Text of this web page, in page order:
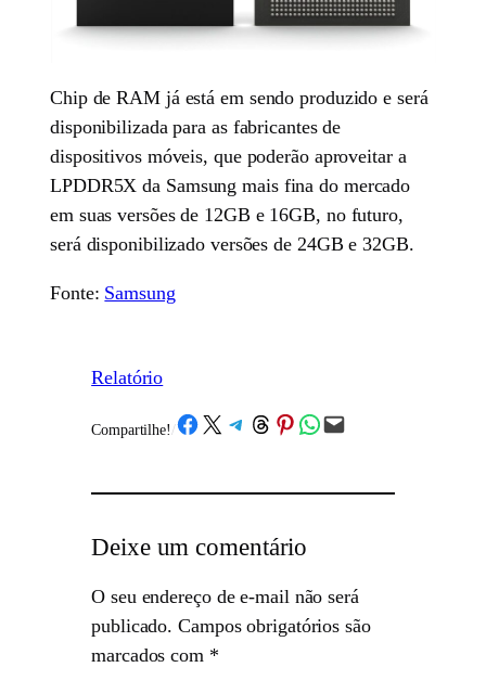
Chip de RAM já está em sendo produzido e será
disponibilizada para as fabricantes de
dispositivos móveis, que poderão aproveitar a
LPDDR5X da Samsung mais fina do mercado
em suas versões de 12GB e 16GB, no futuro,
será disponibilizado versões de 24GB e 32GB.
Fonte: Samsung
Relatório
Compartilhe! /Share on Facebook
Share on X Share on Telegram
Share on Threads
Share on Pinterest
Share on WhatsApp
Email this Page
Deixe um comentário
O seu endereço de e-mail não será
publicado. Campos obrigatórios são
marcados com *